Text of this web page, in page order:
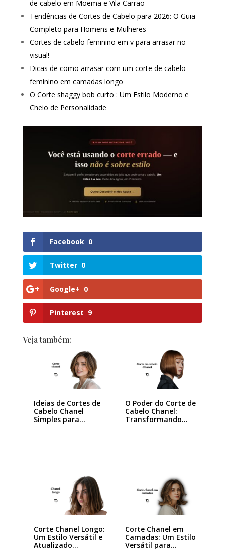
de cabelo em Moema e Vila Carrão
Tendências de Cortes de Cabelo para 2026: O Guia
Completo para Homens e Mulheres
Cortes de cabelo feminino em v para arrasar no
visual!
Dicas de como arrasar com um corte de cabelo
feminino em camadas longo
O Corte shaggy bob curto : Um Estilo Moderno e
Cheio de Personalidade
Facebook 0
Twitter 0
Google+ 0
Pinterest 9
Veja também:
Ideias de Cortes de
Cabelo Chanel
Simples para…
O Poder do Corte de
Cabelo Chanel:
Transformando
Corte Chanel Longo:
Um Estilo Versátil e
Atualizado…
Corte Chanel em
Camadas: Um Estilo
Versátil para…